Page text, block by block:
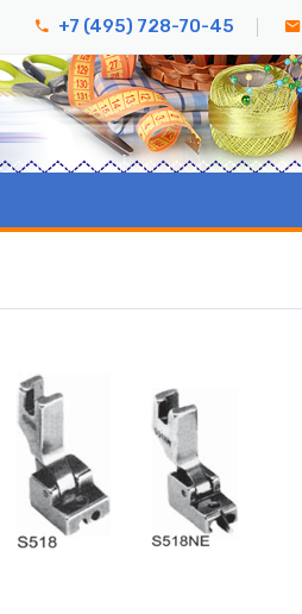
+7 (495) 728-70-45